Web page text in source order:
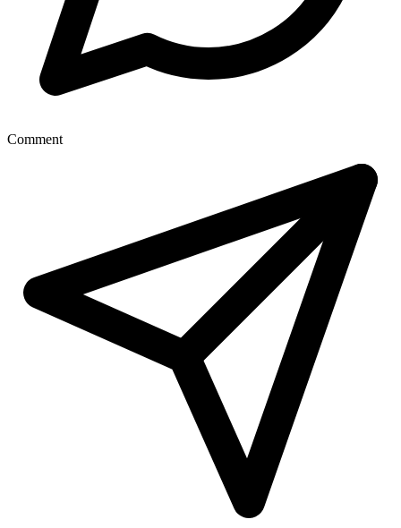
Comment